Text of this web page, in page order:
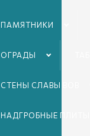
ПАМЯТНИКИ
ОГРАДЫ
СТЕНЫ СЛАВЫ ВОВ
НАДГРОБНЫЕ ПЛИТЫ